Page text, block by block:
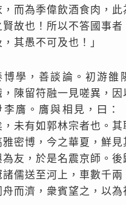
，而為季偉飲酒食肉，此
賢故也！所以不答國事者
，其愚不可及也！」
博學，善談論。初游雒
，陳留符融一見嗟異，因
李膺。膺與相見，曰：
，未有如郭林宗者也。其
雅密博，今之華夏，鮮見
為友，於是名震京師。後
諸儒送至河上，車數千兩
舟而濟，衆賓望之，以為